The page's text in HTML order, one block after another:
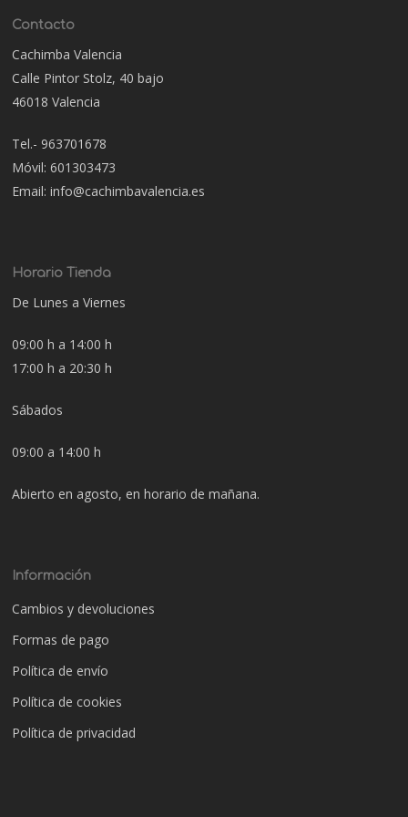
Contacto
Cachimba Valencia
Calle Pintor Stolz, 40 bajo
46018 Valencia
Tel.- 963701678
Móvil: 601303473
Email: info@cachimbavalencia.es
Horario Tienda
De Lunes a Viernes
09:00 h a 14:00 h
17:00 h a 20:30 h
Sábados
09:00 a 14:00 h
Abierto en agosto, en horario de mañana.
Información
Cambios y devoluciones
Formas de pago
Política de envío
Política de cookies
Política de privacidad